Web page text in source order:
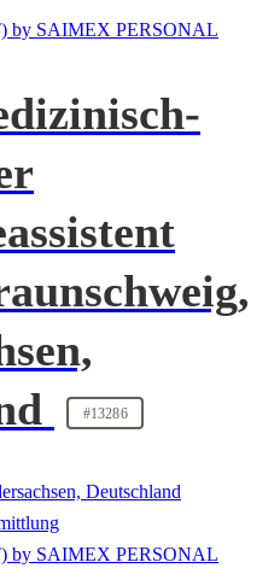
#13286
Deutschland